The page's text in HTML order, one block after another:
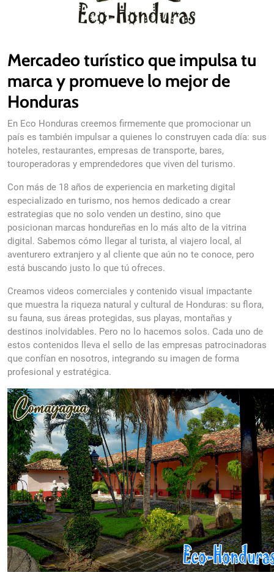
Mercadeo turístico que impulsa tu
marca y promueve lo mejor de
Honduras
En Eco Honduras creemos firmemente que promocionar un
país es también impulsar a quienes lo construyen cada día: sus
hoteles, restaurantes, empresas de transporte, bares,
touroperadoras y emprendedores que viven del turismo.
Con más de 18 años de experiencia en marketing digital
especializado en turismo, nos hemos dedicado a crear
estrategias que no solo venden un destino, sino que
posicionan marcas hondureñas en lo más alto de la vitrina
digital. Sabemos cómo llegar al turista, al viajero local, al
aventurero extranjero y al cliente que aún no te conoce, pero
está buscando justo lo que tú ofreces.
Очень популярным предложением является кредит под 0
получить деньги абсолютно без переплат и скрытых
подходит для краткосрочных займов, когда нужно срочно
условия делают его доступным и понятным для каждого
Creamos videos comerciales y contenido visual impactante
que muestra la riqueza natural y cultural de Honduras: su flora,
su fauna, sus áreas protegidas, sus playas, montañas y
destinos inolvidables. Pero no lo hacemos solos. Cada uno de
estos contenidos lleva el sello de las empresas patrocinadoras
que confían en nosotros, integrando su imagen de forma
profesional y estratégica.